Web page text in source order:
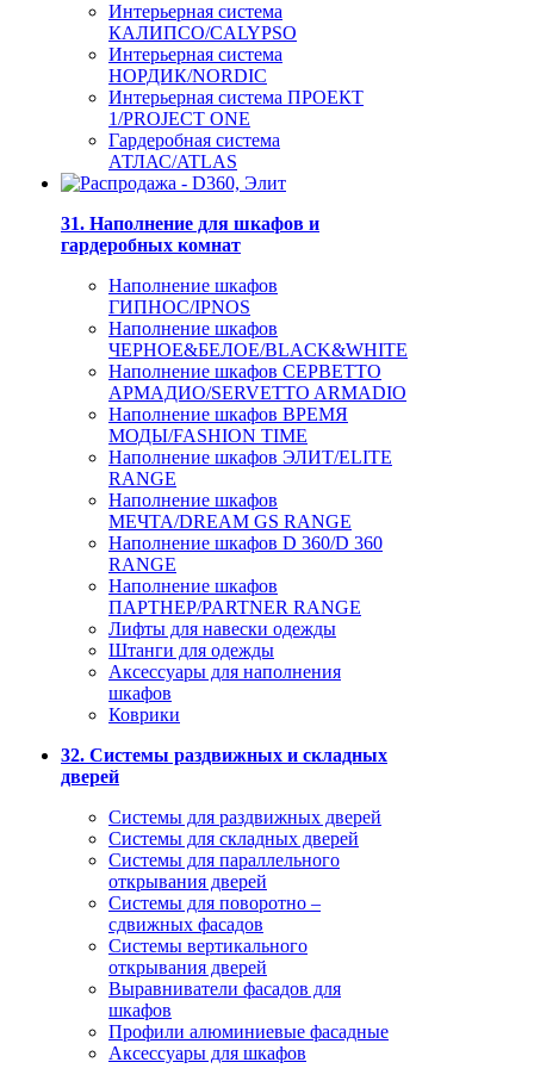
Интерьерная система
КАЛИПСО/CALYPSO
Интерьерная система
НОРДИК/NORDIC
Интерьерная система ПРОЕКТ
1/PROJECT ONE
Гардеробная система
АТЛАС/ATLAS
31. Наполнение для шкафов и
гардеробных комнат
Наполнение шкафов
ГИПНОС/IPNOS
Наполнение шкафов
ЧЕРНОЕ&БЕЛОЕ/BLACK&WHITE
Наполнение шкафов СЕРВЕТТО
АРМАДИО/SERVETTO ARMADIO
Наполнение шкафов ВРЕМЯ
МОДЫ/FASHION TIME
Наполнение шкафов ЭЛИТ/ELITE
RANGE
Наполнение шкафов
МЕЧТА/DREAM GS RANGE
Наполнение шкафов D 360/D 360
RANGE
Наполнение шкафов
ПАРТНЕР/PARTNER RANGE
Лифты для навески одежды
Штанги для одежды
Аксессуары для наполнения
шкафов
Коврики
32. Системы раздвижных и складных
дверей
Системы для раздвижных дверей
Системы для складных дверей
Системы для параллельного
открывания дверей
Системы для поворотно –
сдвижных фасадов
Системы вертикального
открывания дверей
Выравниватели фасадов для
шкафов
Профили алюминиевые фасадные
Аксессуары для шкафов